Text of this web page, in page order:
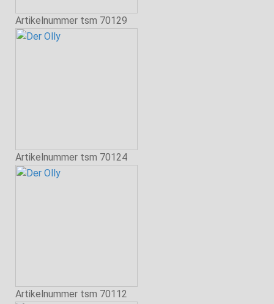
Artikelnummer tsm 70129
Artikelnummer tsm 70124
Artikelnummer tsm 70112